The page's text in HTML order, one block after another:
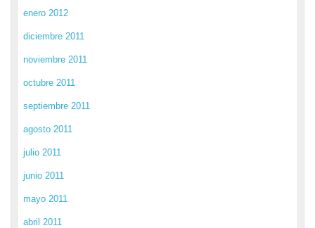
enero 2012
diciembre 2011
noviembre 2011
octubre 2011
septiembre 2011
agosto 2011
julio 2011
junio 2011
mayo 2011
abril 2011